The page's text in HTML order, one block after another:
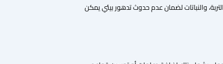
والنباتات لضمان عدم حدوث تدهور بيئي يمكن